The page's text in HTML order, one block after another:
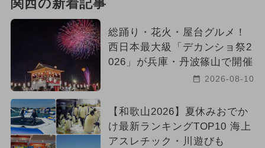
関西の新着記事
総踊り・花火・屋台グルメ！
西日本最大級「デカンショ祭2
026」が兵庫・丹波篠山で開催
2026-08-10
【和歌山2026】夏休みおでか
け最新ランキングTOP10 海上
アスレチック・川遊びも